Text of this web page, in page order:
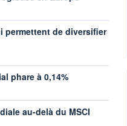
permettent de diversifier
phare à 0,14%
au-delà du MSCI